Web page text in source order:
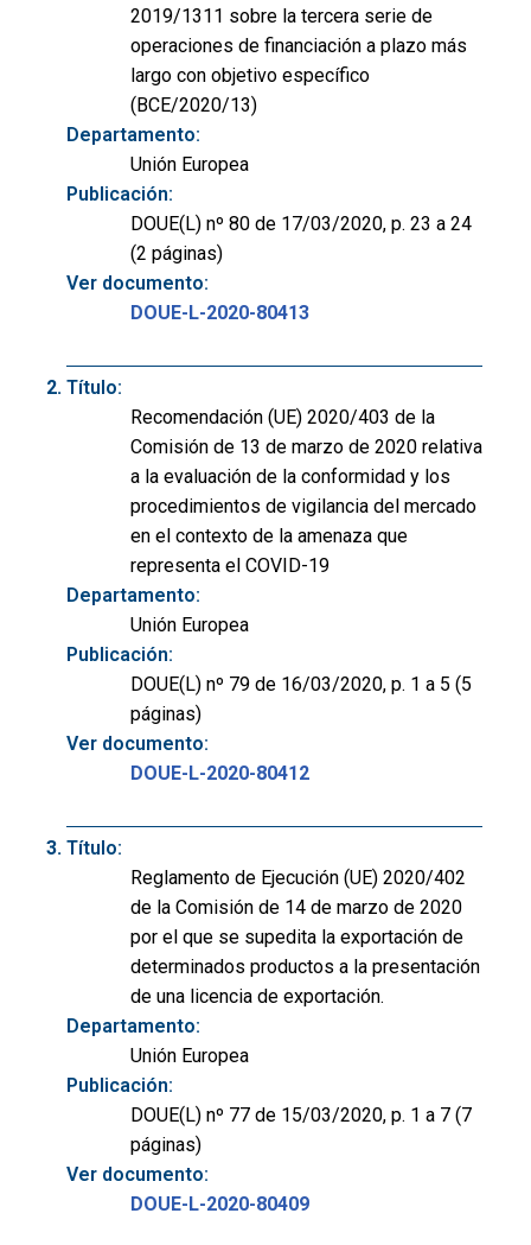
2019/1311 sobre la tercera serie de
operaciones de financiación a plazo más
largo con objetivo específico
(BCE/2020/13)
Departamento:
Unión Europea
Publicación:
DOUE(L) nº 80 de 17/03/2020, p. 23 a 24
(2 páginas)
Ver documento:
DOUE-L-2020-80413
Título:
Recomendación (UE) 2020/403 de la
Comisión de 13 de marzo de 2020 relativa
a la evaluación de la conformidad y los
procedimientos de vigilancia del mercado
en el contexto de la amenaza que
representa el COVID-19
Departamento:
Unión Europea
Publicación:
DOUE(L) nº 79 de 16/03/2020, p. 1 a 5 (5
páginas)
Ver documento:
DOUE-L-2020-80412
Título:
Reglamento de Ejecución (UE) 2020/402
de la Comisión de 14 de marzo de 2020
por el que se supedita la exportación de
determinados productos a la presentación
de una licencia de exportación.
Departamento:
Unión Europea
Publicación:
DOUE(L) nº 77 de 15/03/2020, p. 1 a 7 (7
páginas)
Ver documento:
DOUE-L-2020-80409